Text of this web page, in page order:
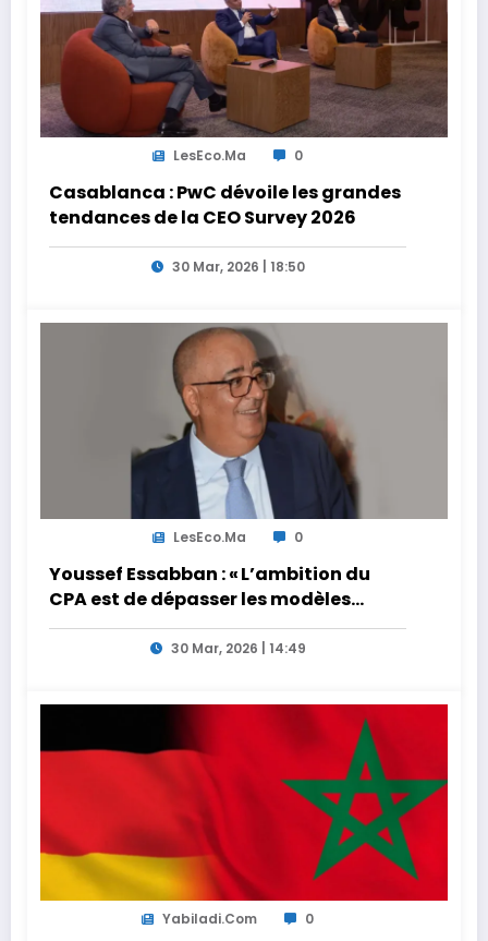
LesEco.ma 0
Casablanca : PwC dévoile les grandes
tendances de la CEO Survey 2026
30 Mar, 2026 | 18:50
LesEco.ma 0
Youssef Essabban : « L’ambition du
CPA est de dépasser les modèles
traditionnels et académiques de
formation en s’appuyant sur le
30 Mar, 2026 | 14:49
Yabiladi.com 0